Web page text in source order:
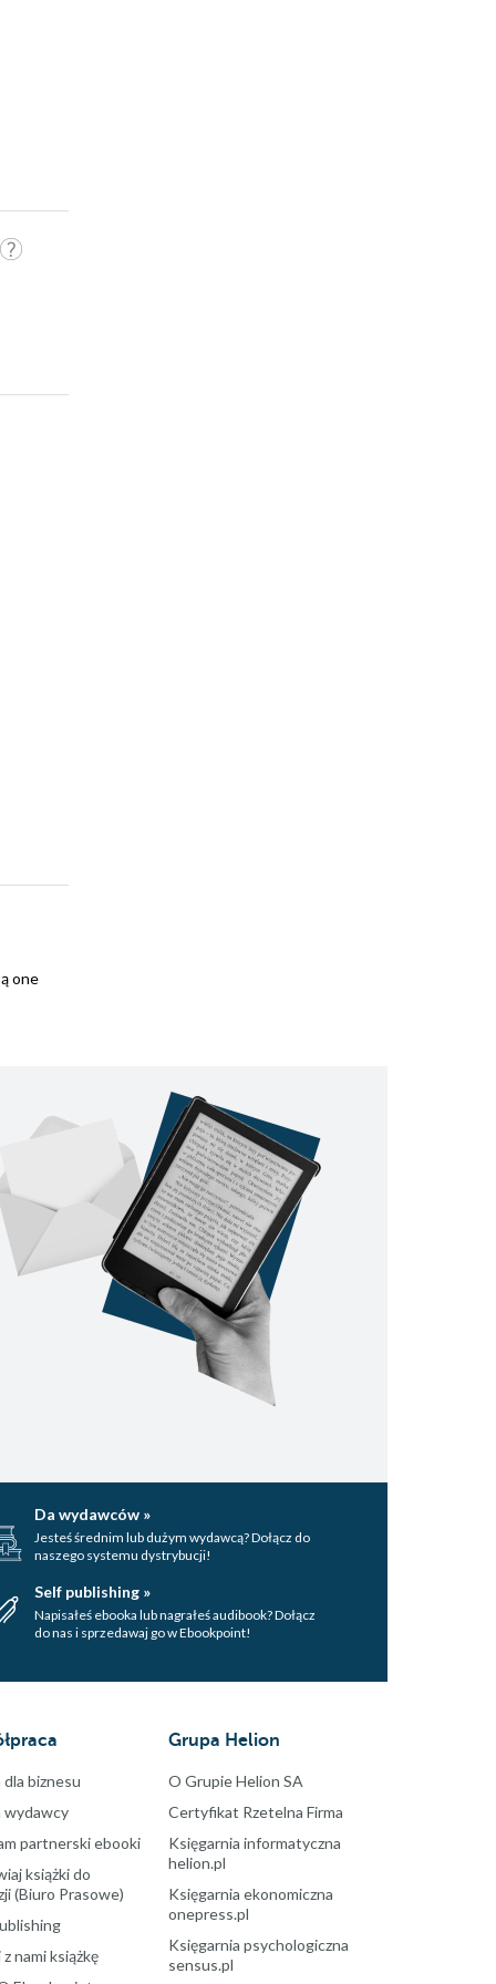
one
Da wydawców »
Jesteś średnim lub dużym wydawcą? Dołącz do
naszego systemu dystrybucji!
Self publishing »
Napisałeś ebooka lub nagrałeś audibook? Dołącz
do nas i sprzedawaj go w Ebookpoint!
biznesu
wydawcy
partnerski ebooki
książki do
(Biuro Prasowe)
nami książkę
Grupa Helion
O Grupie Helion SA
Certyfikat Rzetelna Firma
Księgarnia informatyczna
helion.pl
Księgarnia ekonomiczna
onepress.pl
Księgarnia psychologiczna
sensus.pl